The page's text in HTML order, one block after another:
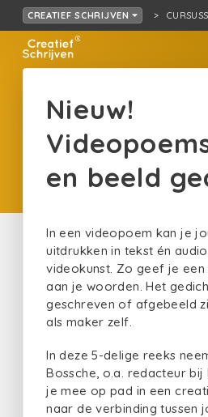
CREATIEF SCHRIJVEN
Nieuw!
en beeld
In een videopoem kan je
uitdrukken in tekst én
videokunst. Zo geef je een
aan je woorden. Het
geschreven of afgebeeld
als maker zelf.
In deze 5-delige reeks
Bossche, o.a. redacteur bij
je mee op pad in een
naar de verbinding tussen